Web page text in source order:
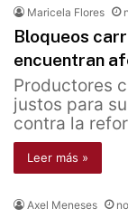
Maricela Flores
Bloqueos
encuentran
Productores
justos para
contra la
Leer más »
Axel Meneses